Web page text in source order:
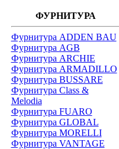
ФУРНИТУРА
Фурнитура ADDEN BAU
Фурнитура AGB
Фурнитура ARCHIE
Фурнитура ARMADILLO
Фурнитура BUSSARE
Фурнитура Class &
Melodia
Фурнитура FUARO
Фурнитура GLOBAL
Фурнитура MORELLI
Фурнитура VANTAGE